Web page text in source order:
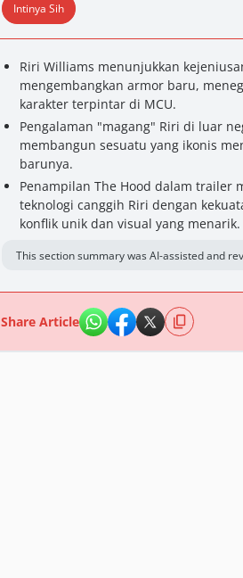
Intinya Sih
Riri Williams menunjukkan
mengembangkan armor baru,
karakter terpintar di MCU.
Pengalaman "magang" Riri di luar
membangun sesuatu yang ikonis
barunya.
Penampilan The Hood dalam trailer
teknologi canggih Riri dengan
konflik unik dan visual yang menarik.
This section summary was AI-assisted and
Share Article